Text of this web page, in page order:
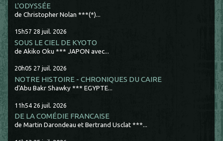
L'ODYSSÉE
de Christopher Nolan ***(*)...
15h57 28 juil. 2026
SOUS LE CIEL DE KYOTO
de Akiko Oku *** JAPON avec...
20h05 27 juil. 2026
NOTRE HISTOIRE - CHRONIQUES DU CAIRE
d'Abu Bakr Shawky *** EGYPTE...
11h54 26 juil. 2026
DE LA COMÉDIE FRANCAISE
de Martin Darondeau et Bertrand Usclat ***...